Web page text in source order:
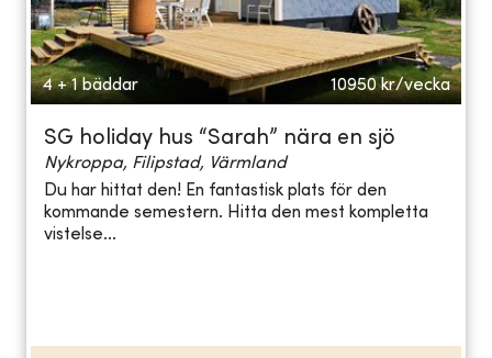
4 + 1 bäddar 10950 kr/vecka
SG holiday hus “Sarah” nära en sjö
Nykroppa, Filipstad, Värmland
Du har hittat den! En fantastisk plats för den
kommande semestern. Hitta den mest kompletta
vistelse...